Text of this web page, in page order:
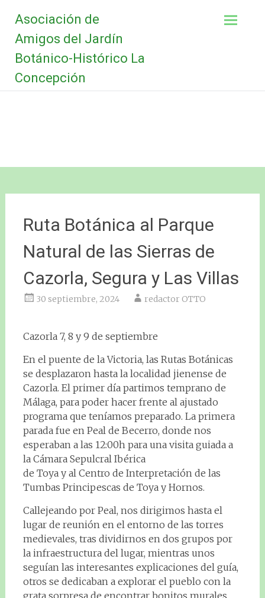
contenido
Asociación de
Amigos del Jardín
Botánico-Histórico La
Concepción
Ruta Botánica al Parque
Natural de las Sierras de
Cazorla, Segura y Las Villas
30 septiembre, 2024 redactor OTTO
Cazorla 7, 8 y 9 de septiembre
En el puente de la Victoria, las Rutas Botánicas
se desplazaron hasta la localidad jienense de
Cazorla. El primer día partimos temprano de
Málaga, para poder hacer frente al ajustado
programa que teníamos preparado. La primera
parada fue en Peal de Becerro, donde nos
esperaban a las 12:00h para una visita guiada a
la Cámara Sepulcral Ibérica
de Toya y al Centro de Interpretación de las
Tumbas Principescas de Toya y Hornos.
Callejeando por Peal, nos dirigimos hasta el
lugar de reunión en el entorno de las torres
medievales, tras dividirnos en dos grupos por
la infraestructura del lugar, mientras unos
seguían las interesantes explicaciones del guía,
otros se dedicaban a explorar el pueblo con la
grata sorpresa de encontrar bonitos murales